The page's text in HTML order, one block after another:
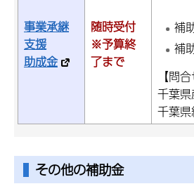
事業承継
支援
助成金
随時受付
※予算終
了まで
補
補
【問
千葉
千葉
その他の補助金